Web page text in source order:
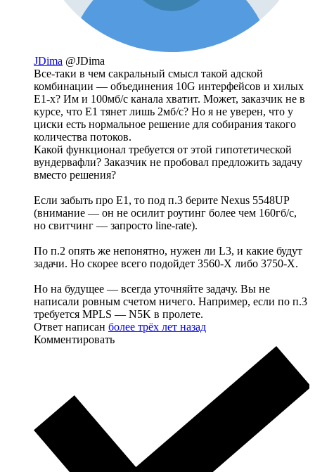
JDima @JDima
Все-таки в чем сакральный смысл такой адской
комбинации — объединения 10G интерфейсов и хилых
Е1-х? Им и 100мб/с канала хватит. Может, заказчик не в
курсе, что Е1 тянет лишь 2мб/с? Но я не уверен, что у
циски есть нормальное решение для собирания такого
количества потоков.
Какой функционал требуется от этой гипотетической
вундервафли? Заказчик не пробовал предложить задачу
вместо решения?
Если забыть про Е1, то под п.3 берите Nexus 5548UP
(внимание — он не осилит роутинг более чем 160гб/с,
но свитчинг — запросто line-rate).
По п.2 опять же непонятно, нужен ли L3, и какие будут
задачи. Но скорее всего подойдет 3560-X либо 3750-X.
Но на будущее — всегда уточняйте задачу. Вы не
написали ровным счетом ничего. Например, если по п.3
требуется MPLS — N5K в пролете.
Ответ написан более трёх лет назад
Комментировать